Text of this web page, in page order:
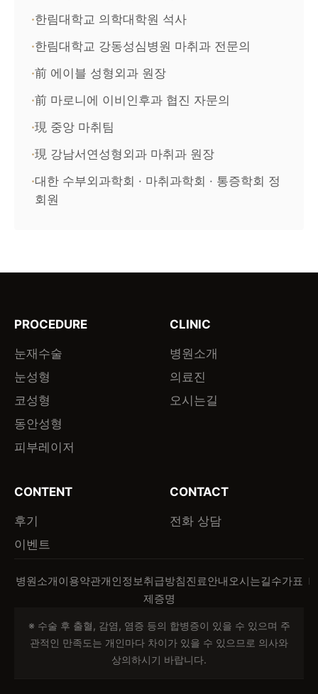
한림대학교 의학대학원 석사
한림대학교 강동성심병원 마취과 전문의
前 에이블 성형외과 원장
前 마로니에 이비인후과 협진 자문의
現 중앙 마취팀
現 강남서연성형외과 마취과 원장
대한 수부외과학회 · 마취과학회 · 통증학회 정
회원
PROCEDURE
눈재수술
눈성형
코성형
동안성형
피부레이저
CLINIC
병원소개
의료진
오시는길
CONTENT
후기
이벤트
CONTACT
전화 상담
병원소개이용약관개인정보취급방침진료안내오시는길수가표
제증명
※ 수술 후 출혈, 감염, 염증 등의 합병증이 있을 수 있으며 주
관적인 만족도는 개인마다 차이가 있을 수 있으므로 의사와
상의하시기 바랍니다.